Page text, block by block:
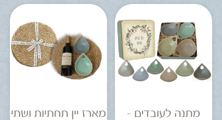
מתנה לעובדים –
מארז יין תחתיות ושתי